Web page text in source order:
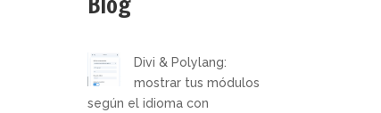
Divi & Polylang:
mostrar tus módulos
según el idioma con